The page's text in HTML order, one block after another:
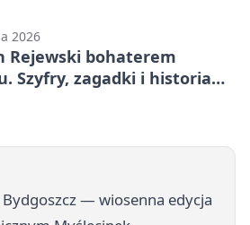
2026
Rejewski bohaterem
Szyfry, zagadki i historia
— wiosenna edycja